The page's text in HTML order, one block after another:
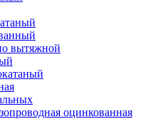
вытяжной
оцинкованная